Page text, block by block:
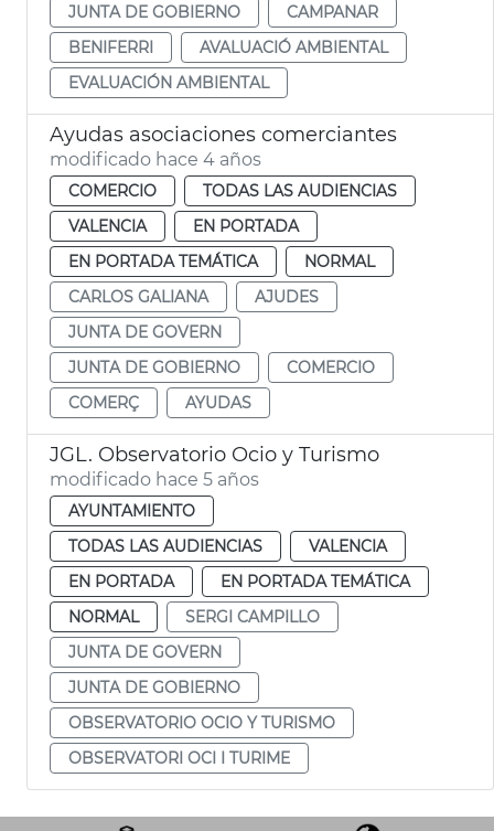
JUNTA DE GOBIERNO
CAMPANAR
BENIFERRI
AVALUACIÓ AMBIENTAL
EVALUACIÓN AMBIENTAL
Ayudas asociaciones comerciantes
modificado hace 4 años
COMERCIO
TODAS LAS AUDIENCIAS
VALENCIA
EN PORTADA
EN PORTADA TEMÁTICA
NORMAL
CARLOS GALIANA
AJUDES
JUNTA DE GOVERN
JUNTA DE GOBIERNO
COMERCIO
COMERÇ
AYUDAS
JGL. Observatorio Ocio y Turismo
modificado hace 5 años
AYUNTAMIENTO
TODAS LAS AUDIENCIAS
VALENCIA
EN PORTADA
EN PORTADA TEMÁTICA
NORMAL
SERGI CAMPILLO
JUNTA DE GOVERN
JUNTA DE GOBIERNO
OBSERVATORIO OCIO Y TURISMO
OBSERVATORI OCI I TURIME